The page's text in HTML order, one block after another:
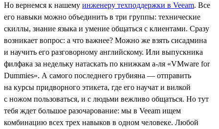
Но вернемся к нашему инженеру техподдержки в Veeam. Все
его навыки можно объединить в три группы: технические
скиллы, знание языка и умение общаться с клиентами. Сразу
возникает вопрос: а что важнее? Можно же взять сисадмина
и научить его разговорному английскому. Или выпускника
филфака за недельку натаскать по книжкам а-ля «VMware for
Dummies». А самого последнего грубияна — отправить
на курсы придворного этикета, где его научат и вилкой
с ножом пользоваться, и с людьми вежливо общаться. Но тут
тебя ждет большое разочарование: мы в Veeam ищем
комбинацию всех трех навыков в одном человеке. Любой